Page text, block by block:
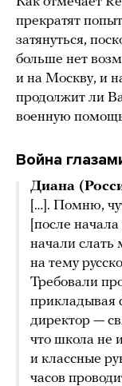
прекратят
затянуться,
больше нет
и на Москву, и
продолжит ли
военную
Война
Диана
[…]. Помню,
[после
начали слать
на тему
Требовали
прикладывая
директор —
что школа не
и классные
часов